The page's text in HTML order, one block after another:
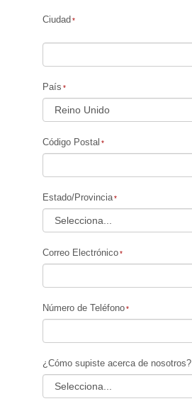
Ciudad
País
Código Postal
Estado/Provincia
Correo Electrónico
Número de Teléfono
¿Cómo supiste acerca de nosotros?